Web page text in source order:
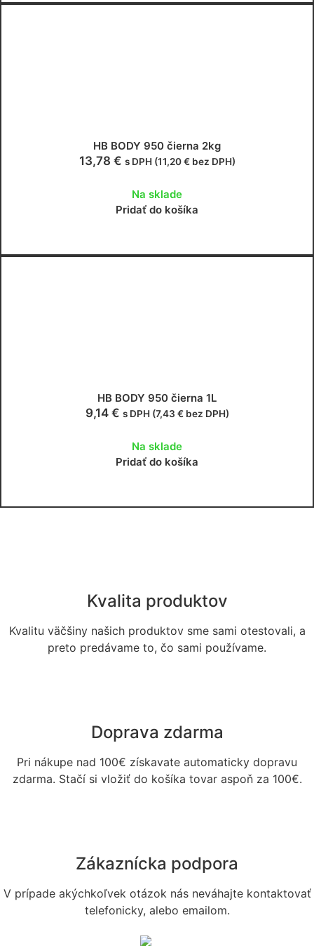
HB BODY 950 čierna 2kg
13,78 € s DPH (11,20€bez DPH)
Na sklade
Pridať do košíka
HB BODY 950 čierna 1L
9,14 € s DPH (7,43 €bez DPH)
Na sklade
Pridať do košíka
Kvalita produktov
Kvalitu väčšiny našich produktov sme sami otestovali, a
preto predávame to, čo sami používame.
Doprava zdarma
Pri nákupe nad 100€ získavate automaticky dopravu
zdarma. Stačí si vložiť do košíka tovar aspoň za 100€.
Zákaznícka podpora
V prípade akýchkoľvek otázok nás neváhajte kontaktovať
telefonicky, alebo emailom.